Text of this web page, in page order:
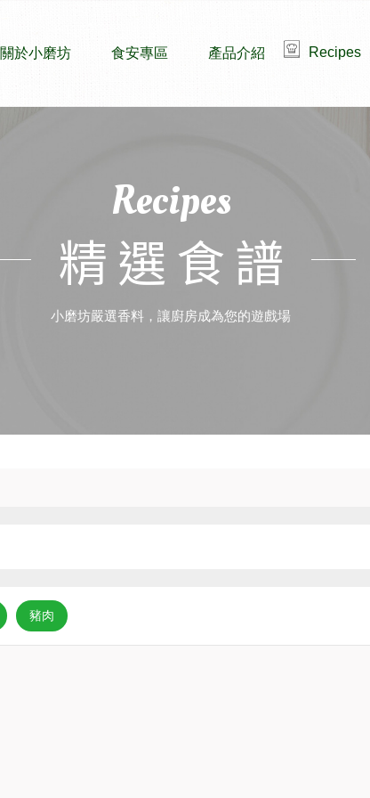
關於小磨坊 食安專區 產品介紹 Recipes
Recipes
精選食譜
小磨坊嚴選香料，讓廚房成為您的遊戲場
豬肉